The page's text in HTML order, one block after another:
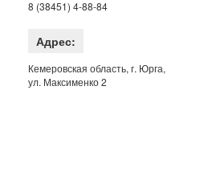
8 (38451) 4-88-84
Адрес:
Кемеровская область, г. Юрга,
ул. Максименко 2